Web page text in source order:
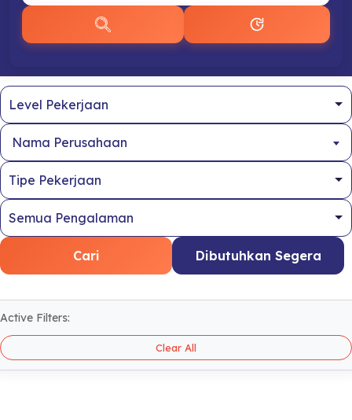
Nama Perusahaan
Cari Dibutuhkan Segera
Active Filters:
Clear All